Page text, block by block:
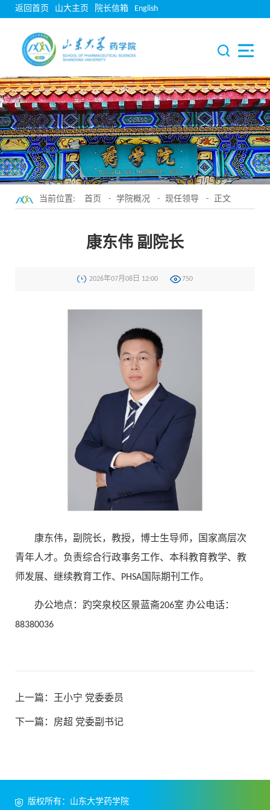
返回首页 山大主页 院长信箱 English
当前位置: 首页 - 学院概况 - 现任领导 - 正文
康东伟 副院长
2026年07月08日 12:00 750
康东伟，副院长，教授，博士生导师，国家高层次
青年人才。负责综合行政事务工作、本科教育教学、教
师发展、继续教育工作、PHSA国际期刊工作。
办公地点：趵突泉校区景蓝斋206室 办公电话：
88380036
上一篇： 王小宁 党委委员
下一篇： 房超 党委副书记
版权所有：山东大学药学院